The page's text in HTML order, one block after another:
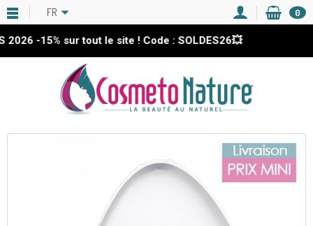
-15%sur tout le site ! Code : SOLDES26💥
FR 0